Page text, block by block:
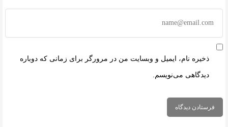
ذخیره نام، ایمیل و وبسایت من در مرورگر برای زمانی که دوباره
دیدگاهی می‌نویسم.